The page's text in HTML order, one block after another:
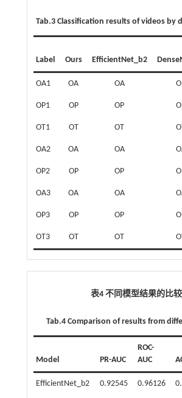
Tab.3 Classification results of videos by
Label Ours EfficientNet_b2
OA1 OA OA
OP1 OP OP
OT1 OT OT
OA2 OA OA
OP2 OP OP
OA3 OA OA
OP3 OP OP
OT3 OT OT
表4 不同模型结果的比较
Tab.4 Comparison of results from
Model PR-AUC
ROC-
AUC
EfficientNet_b2 0.92545 0.96126